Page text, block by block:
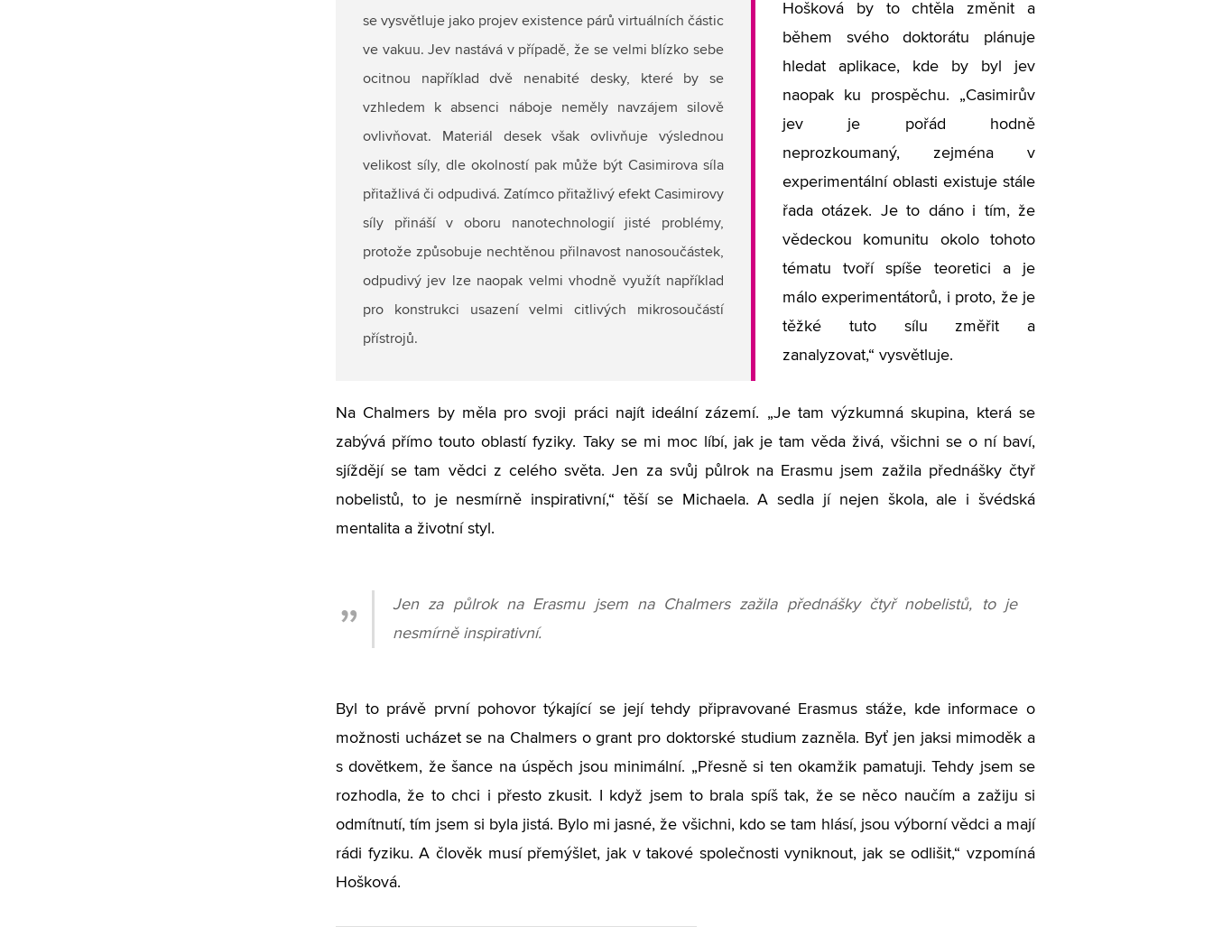
se vysvětluje jako projev existence párů virtuálních částic
ve vakuu. Jev nastává v případě, že se velmi blízko sebe
ocitnou například dvě nenabité desky, které by se
vzhledem k absenci náboje neměly navzájem silově
ovlivňovat. Materiál desek však ovlivňuje výslednou
velikost síly, dle okolností pak může být Casimirova síla
přitažlivá či odpudivá. Zatímco přitažlivý efekt Casimirovy
síly přináší v oboru nanotechnologií jisté problémy,
protože způsobuje nechtěnou přilnavost nanosoučástek,
odpudivý jev lze naopak velmi vhodně využít například
pro konstrukci usazení velmi citlivých mikrosoučástí
přístrojů.
Hošková by to chtěla změnit a
během svého doktorátu plánuje
hledat aplikace, kde by byl jev
naopak ku prospěchu. „Casimirův
jev je pořád hodně
neprozkoumaný, zejména v
experimentální oblasti existuje stále
řada otázek. Je to dáno i tím, že
vědeckou komunitu okolo tohoto
tématu tvoří spíše teoretici a je
málo experimentátorů, i proto, že je
těžké tuto sílu změřit a
zanalyzovat,“ vysvětluje.
Na Chalmers by měla pro svoji práci najít ideální zázemí. „Je tam výzkumná skupina, která se
zabývá přímo touto oblastí fyziky. Taky se mi moc líbí, jak je tam věda živá, všichni se o ní baví,
sjíždějí se tam vědci z celého světa. Jen za svůj půlrok na Erasmu jsem zažila přednášky čtyř
nobelistů, to je nesmírně inspirativní,“ těší se Michaela. A sedla jí nejen škola, ale i švédská
mentalita a životní styl.
Jen za půlrok na Erasmu jsem na Chalmers zažila přednášky čtyř nobelistů, to je
nesmírně inspirativní.
Byl to právě první pohovor týkající se její tehdy připravované Erasmus stáže, kde informace o
možnosti ucházet se na Chalmers o grant pro doktorské studium zazněla. Byť jen jaksi mimoděk a
s dovětkem, že šance na úspěch jsou minimální. „Přesně si ten okamžik pamatuji. Tehdy jsem se
rozhodla, že to chci i přesto zkusit. I když jsem to brala spíš tak, že se něco naučím a zažiju si
odmítnutí, tím jsem si byla jistá. Bylo mi jasné, že všichni, kdo se tam hlásí, jsou výborní vědci a mají
rádi fyziku. A člověk musí přemýšlet, jak v takové společnosti vyniknout, jak se odlišit,“ vzpomíná
Hošková.